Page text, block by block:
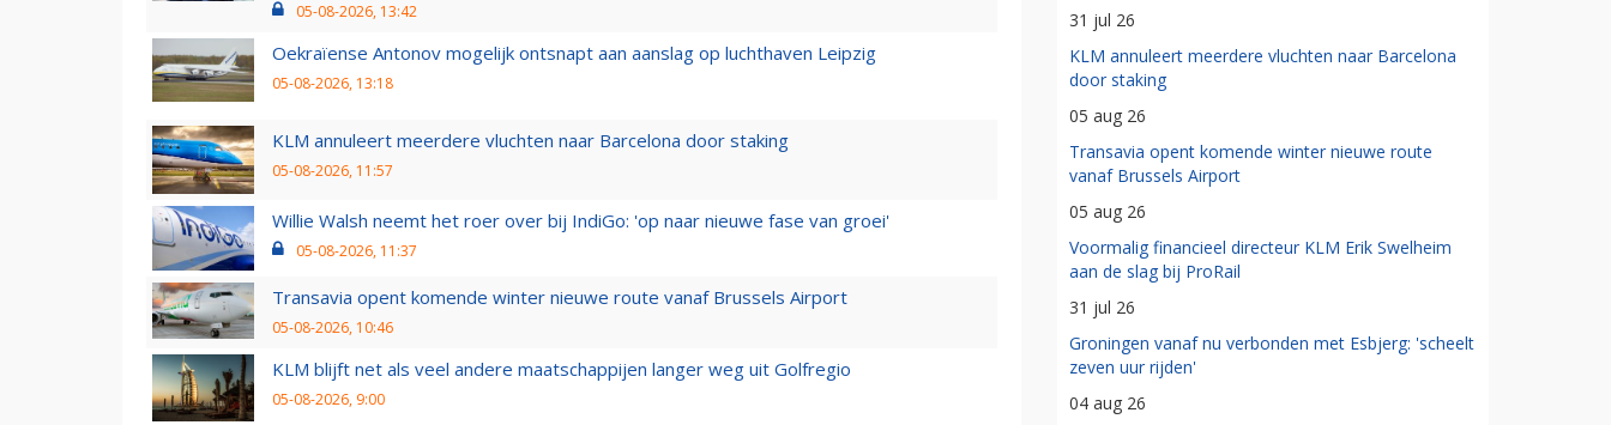
05-08-2026, 13:42
Oekraïense Antonov mogelijk ontsnapt aan aanslag op luchthaven Leipzig
05-08-2026, 13:18
KLM annuleert meerdere vluchten naar Barcelona door staking
05-08-2026, 11:57
Willie Walsh neemt het roer over bij IndiGo: 'op naar nieuwe fase van groei'
05-08-2026, 11:37
Transavia opent komende winter nieuwe route vanaf Brussels Airport
05-08-2026, 10:46
KLM blijft net als veel andere maatschappijen langer weg uit Golfregio
05-08-2026, 9:00
31 jul 26
KLM annuleert meerdere vluchten naar Barcelona
door staking
05 aug 26
Transavia opent komende winter nieuwe route
vanaf Brussels Airport
05 aug 26
Voormalig financieel directeur KLM Erik Swelheim
aan de slag bij ProRail
31 jul 26
Groningen vanaf nu verbonden met Esbjerg: 'scheelt
zeven uur rijden'
04 aug 26